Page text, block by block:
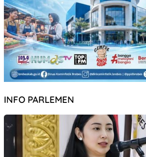
INFO PARLEMEN